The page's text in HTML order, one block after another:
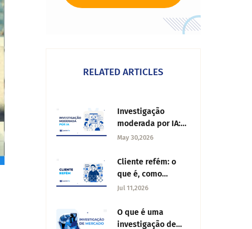
RELATED ARTICLES
Investigação
moderada por IA:
como funciona,
que observar
May 30,2026
Cliente refém: o
que é, como
identificá-lo e o
Jul 11,2026
O que é uma
investigação de